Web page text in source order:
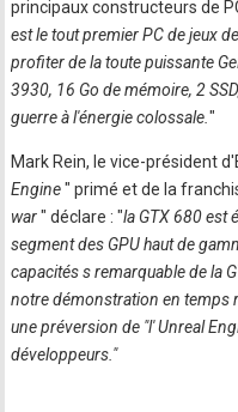
principaux constructeurs de
est le tout premier PC de jeux
profiter de la toute puissante
3930, 16 Go de mémoire, 2
guerre à l'énergie colossale."
Mark Rein, le vice-président
Engine" primé et de la
war" déclare : "la GTX 680 est
segment des GPU haut de
capacités s remarquable de la
notre démonstration en temps
une préversion de "l' Unreal
développeurs."